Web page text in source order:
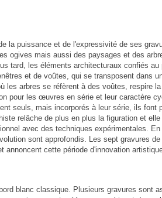
la puissance et de l'expressivité de ses
ogives mais aussi des paysages et des
tard, les éléments architecturaux confiés au
et de voûtes, qui se transposent dans
les arbres se réfèrent à des voûtes, respire
pour les œuvres en série et leur caractère
seuls, mais incorporés à leur série, ils font
relâche de plus en plus la figuration et
avec des techniques expérimentales.
sont approfondis. Les sept gravures
annoncent cette période d'innovation
blanc classique. Plusieurs gravures sont